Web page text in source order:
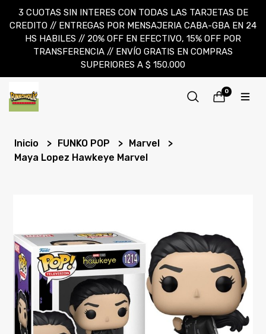
3 CUOTAS SIN INTERES CON TODAS LAS TARJETAS DE
CREDITO // ENTREGAS POR MENSAJERIA CABA-GBA EN 24
HS HABILES // 20% OFF EN EFECTIVO, 15% OFF POR
TRANSFERENCIA // ENVÍO GRATIS EN COMPRAS
SUPERIORES A $ 150.000
0
Inicio FUNKO POP
Marvel
Maya Lopez Hawkeye Marvel